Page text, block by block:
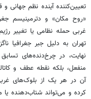
تعیین‌کننده آینده نظم جهانی
«روح مکان» و دترمینیسم
غربی حمله نظامی یا تغییر
تهران به دلیل جبر جغرافیا
نهایت، در چرخ‌دنده‌های
منفعل، بلکه نقطه عطف و
آن در هر یک از بلوک‌های غربی
کرده و می‌تواند شتاب‌دهنده یا